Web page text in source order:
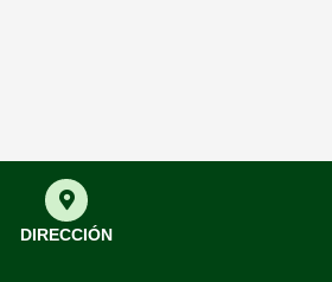
DIRECCIÓN